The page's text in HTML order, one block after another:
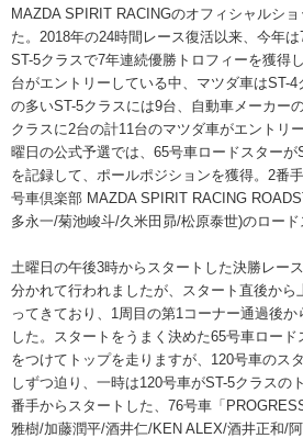
MAZDA SPIRIT RACINGのオフィシャルシ
た。2018年の24時間レース復活以来、今年
ST-5クラスで7年連続優勝トロフィーを獲得
台がエントリーしている中、マツダ車はST-
の多いST-5クラスには9台、自動車メーカー
クラスに2台の計11台のマツダ車がエントリ
曜日の公式予選では、65号車ロードスターが
を記録して、ポールポジションを獲得。2番
号車倶楽部 MAZDA SPIRIT RACING
多永一/菊池峻斗/久米田昴/松原泰世)のロード
土曜日の午後3時からスタートした決勝レー
分かれて行われましたが、スタート直後から
ってきており、1周目の第1コーナー通過後か
した。スタートをうまく決めた65号車ロー
をつけてトップを走りますが、120号車のス
しずつ迫り、一時は120号車がST-5クラスの
番手からスタートした、76号車「
雅樹/加藤潤平/酒井仁/KEN ALEX/酒井正和/